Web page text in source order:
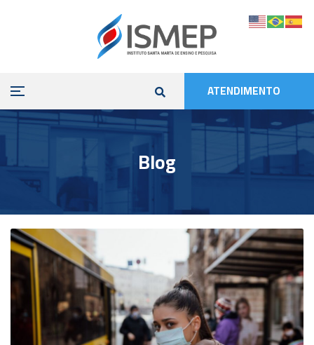
ATENDIMENTO
Blog